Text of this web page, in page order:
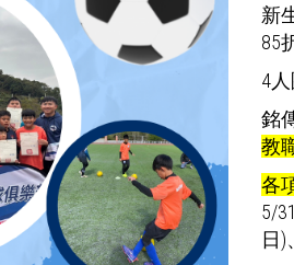
新
85
4
銘
教
各
5/
日)